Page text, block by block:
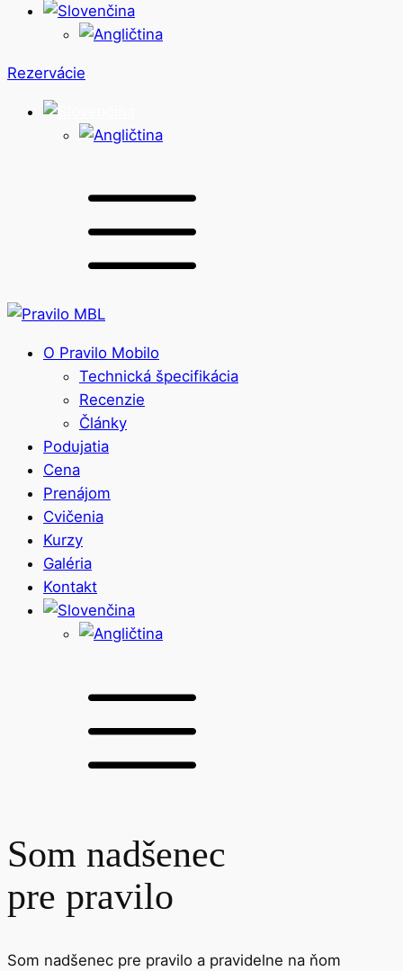
Rezervácie
O Pravilo Mobilo
Technická špecifikácia
Recenzie
Články
Podujatia
Cena
Prenájom
Cvičenia
Kurzy
Galéria
Kontakt
Som nadšenec
pre pravilo
Som nadšenec pre pravilo a pravidelne na ňom